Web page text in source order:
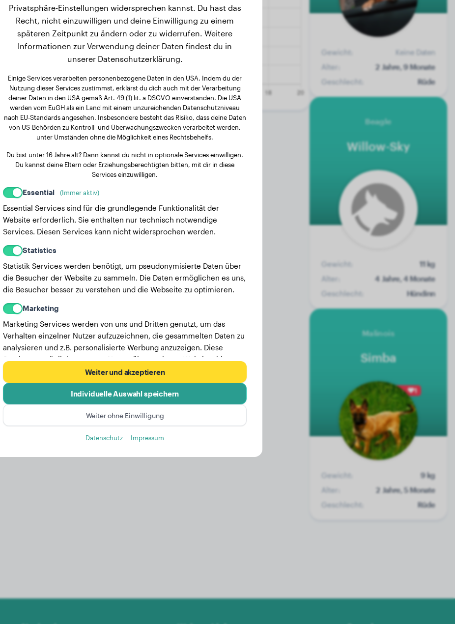
Gewicht:
Keine Daten
Alter:
2 Jahre, 9 Monate
Geschlecht:
Rüde
Beagle
Willow-Sky
Gewicht:
11 kg
Alter:
4 Jahre, 4 Monate
Geschlecht:
Hündinn
Malinois
Simba
1
Gewicht:
9 kg
Alter:
2 Jahre, 5 Monate
Geschlecht:
Rüde
Privatsphäre-Einstellungen widersprechen kannst. Du hast das
Recht, nicht einzuwilligen und deine Einwilligung zu einem
späteren Zeitpunkt zu ändern oder zu widerrufen. Weitere
Informationen zur Verwendung deiner Daten findest du in
unserer Datenschutzerklärung.
Einige Services verarbeiten personenbezogene Daten in den USA. Indem du der
Nutzung dieser Services zustimmst, erklärst du dich auch mit der Verarbeitung
deiner Daten in den USA gemäß Art. 49 (1) lit. a DSGVO einverstanden. Die USA
werden vom EuGH als ein Land mit einem unzureichenden Datenschutzniveau
nach EU-Standards angesehen. Insbesondere besteht das Risiko, dass deine Daten
von US-Behörden zu Kontroll- und Überwachungszwecken verarbeitet werden,
unter Umständen ohne die Möglichkeit eines Rechtsbehelfs.
Du bist unter 16 Jahre alt? Dann kannst du nicht in optionale Services einwilligen.
Du kannst deine Eltern oder Erziehungsberechtigten bitten, mit dir in diese
Services einzuwilligen.
Essential (Immer aktiv)
Essential Services sind für die grundlegende Funktionalität der
Website erforderlich. Sie enthalten nur technisch notwendige
Services. Diesen Services kann nicht widersprochen werden.
Statistics
Statistik Services werden benötigt, um pseudonymisierte Daten über
die Besucher der Website zu sammeln. Die Daten ermöglichen es uns,
die Besucher besser zu verstehen und die Webseite zu optimieren.
Marketing
Marketing Services werden von uns und Dritten genutzt, um das
Verhalten einzelner Nutzer aufzuzeichnen, die gesammelten Daten zu
analysieren und z.B. personalisierte Werbung anzuzeigen. Diese
Services ermöglichen es uns, Nutzer über mehrere Websites hinweg
Hier findest du eine Liste unserer Werbepartner.
Mehr Informationen in unserer Datenschutzerklärung
Weiter und akzeptieren
Individuelle Auswahl speichern
Weiter ohne Einwilligung
Datenschutz Impressum